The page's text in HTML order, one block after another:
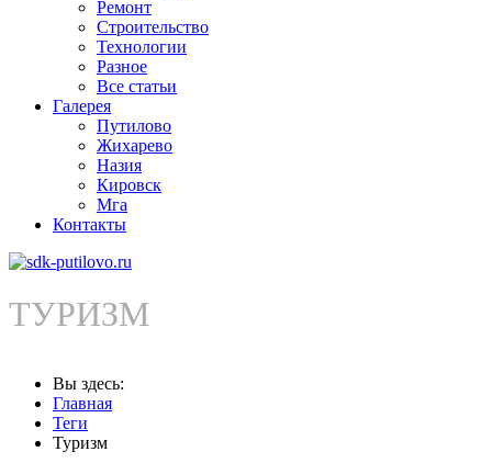
Ремонт
Строительство
Технологии
Разное
Все статьи
Галерея
Путилово
Жихарево
Назия
Кировск
Мга
Контакты
ТУРИЗМ
Вы здесь:
Главная
Теги
Туризм